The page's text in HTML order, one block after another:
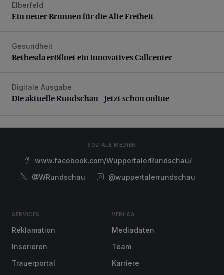
Ein neuer Brunnen für die Alte Freiheit
Elberfeld
Ein neuer Brunnen für die Alte Freiheit
Bethesda eröffnet ein innovatives Callcenter
Gesundheit
Bethesda eröffnet ein innovatives Callcenter
Die aktuelle Rundschau – jetzt schon online
Digitale Ausgabe
Die aktuelle Rundschau – jetzt schon online
SOZIALE MEDIEN
www.facebook.com/WuppertalerRundschau/
@WRundschau
@wuppertalerrundschau
SERVICES
Reklamation
Inserieren
Trauerportal
VERLAG
Mediadaten
Team
Karriere